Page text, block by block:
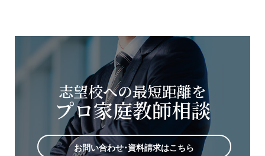
志望校への最短距離を
プロ家庭教師相談
お問い合わせ・資料請求はこちら